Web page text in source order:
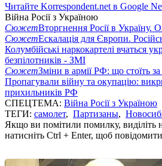
Читайте Korrespondent.net в Google
Війна Росії з Україною
СюжетВторгнення Росії в Україну.
СюжетЕскалація для Європи.
Колумбійські наркокартелі вчаться
безпілотників - ЗМІ
СюжетЗміни в армії РФ: що стоїть
Пропагували війну та окупацію:
прихильників РФ
СПЕЦТЕМА: Війна Росії з Україною
ТЕГИ: самолет, Партизаны,
Якщо ви помітили помилку, виділіть
натисніть Ctrl + Enter, щоб